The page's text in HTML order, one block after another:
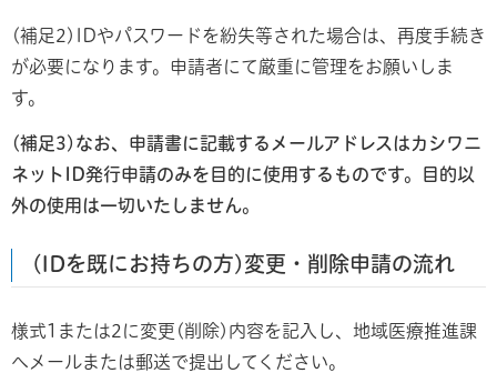
(補足2)IDやパスワードを紛失等された場合は、再度手続き
が必要になります。申請者にて厳重に管理をお願いしま
す。
(補足3)なお、申請書に記載するメールアドレスはカシワニ
ネットID発行申請のみを目的に使用するものです。目的以
外の使用は一切いたしません。
(IDを既にお持ちの方)変更・削除申請の流れ
様式1または2に変更(削除)内容を記入し、地域医療推進課
へメールまたは郵送で提出してください。